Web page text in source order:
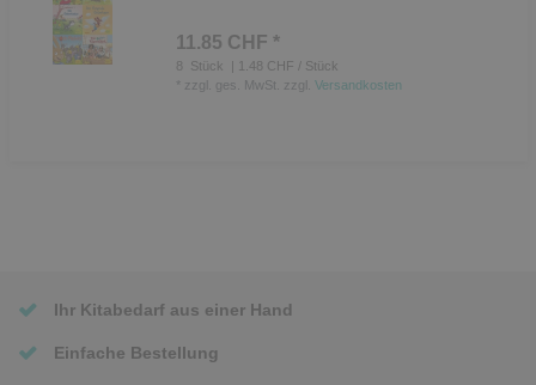
11.85 CHF *
8 Stück
| 1.48 CHF / Stück
zzgl. ges. MwSt. zzgl. Versandkosten
Ihr Kitabedarf aus einer Hand
Einfache Bestellung